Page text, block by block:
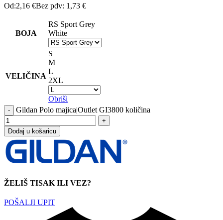
Od:2,16 €Bez pdv: 1,73 €
BOJA
RS Sport Grey
White
VELIČINA
S
M
L
2XL
Obriši
Gildan Polo majica|Outlet GI3800 količina
Dodaj u košaricu
ŽELIŠ TISAK ILI VEZ?
POŠALJI UPIT